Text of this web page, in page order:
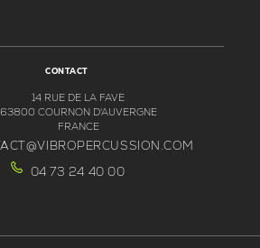
CONTACT
14 RUE DE LA FAVE
63800 COURNON D'AUVERGNE
FRANCE
04 73 24 40 00